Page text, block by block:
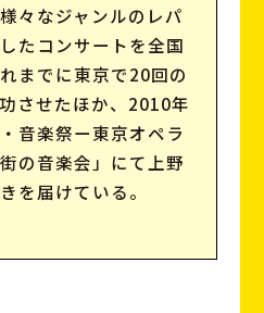
々なジャンルのレパ
たコンサートを全国
までに東京で20回の
させたほか、2010年
音楽祭ー東京オペラ
の音楽会」にて上野
を届けている。